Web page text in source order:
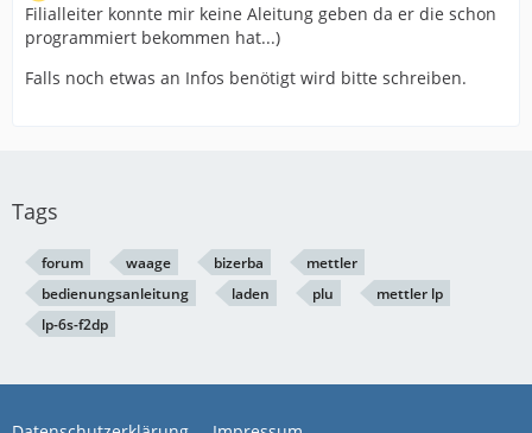
Filialleiter konnte mir keine Aleitung geben da er die schon
programmiert bekommen hat...)
Falls noch etwas an Infos benötigt wird bitte schreiben.
Tags
forum waage bizerba
mettler
bedienungsanleitung
laden plu
mettler lp
lp-6s-f2dp